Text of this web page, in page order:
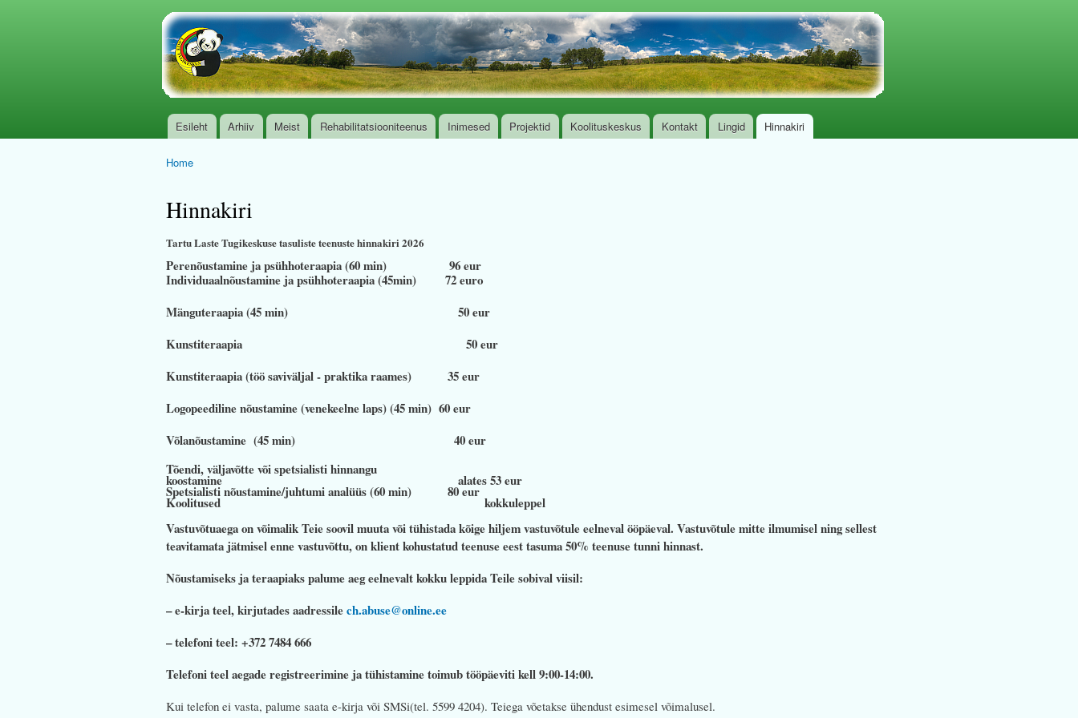
Skip to
main
content
www.tugikeskus.org.ee
Main menu
Esileht Arhiiv Meist Rehabilitatsiooniteenus Inimesed Projektid Koolituskeskus Kontakt Lingid Hinnakiri
Home
Hinnakiri
Tartu Laste Tugikeskuse tasuliste teenuste hinnakiri 2026
Perenõustamine ja psühhoteraapia (60 min)
96 eur
Individuaalnõustamine ja psühhoteraapia (45min) 72 euro
Mänguteraapia (45 min) 50 eur
Kunstiteraapia 50 eur
Kunstiteraapia (töö saviväljal - praktika raames) 35 eur
Logopeediline nõustamine (venekeelne laps) (45 min) 60 eur
Võlanõustamine (45 min) 40 eur
Tõendi, väljavõtte või spetsialisti hinnangu
koostamine alates 53 eur
Spetsialisti nõustamine/juhtumi analüüs (60 min) 80 eur
Koolitused kokkuleppel
Vastuvõtuaega on võimalik Teie soovil muuta või tühistada kõige hiljem vastuvõtule eelneval ööpäeval. Vastuvõtule mitte ilmumisel ning sellest
teavitamata jätmisel enne vastuvõttu, on klient kohustatud teenuse eest tasuma 50% teenuse tunni hinnast.
Nõustamiseks ja teraapiaks palume aeg eelnevalt kokku leppida Teile sobival viisil:
– e-kirja teel, kirjutades aadressilech.abuse@online.ee
– telefoni teel: +372 7484 666
Telefoni teel aegade registreerimine ja tühistamine toimub tööpäeviti kell 9:00-14:00.
Kui telefon ei vasta, palume saata e-kirja või SMSi(tel. 5599 4204). Teiega võetakse ühendust esimesel võimalusel.